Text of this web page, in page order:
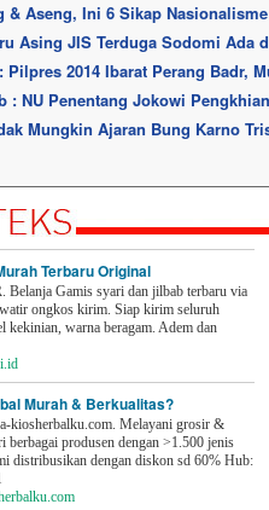
& Aseng, Ini 6 Sikap
Asing JIS Terduga Sodomi Ada
Pilpres 2014 Ibarat Perang Badr,
: NU Penentang Jokowi
Mungkin Ajaran Bung Karno
Terbaru Original
Gamis syari dan jilbab terbaru via
ongkos kirim. Siap kirim seluruh
kekinian, warna beragam. Adem dan
Murah & Berkualitas?
kiosherbalku.com. Melayani grosir &
berbagai produsen dengan >1.500 jenis
distribusikan dengan diskon sd 60% Hub: